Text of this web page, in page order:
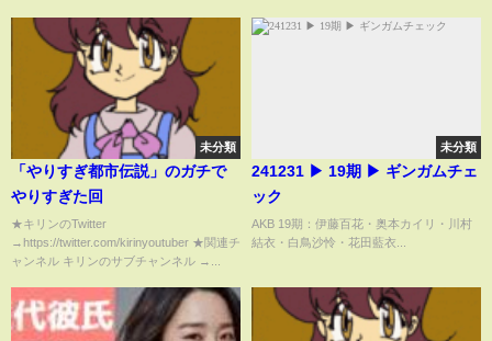
未分類
「やりすぎ都市伝説」のガチで
やりすぎた回
★キリンのTwitter
→https://twitter.com/kirinyoutuber ★関連チ
ャンネル キリンのサブチャンネル →...
未分類
241231 ▶ 19期 ▶ ギンガムチェ
ック
AKB 19期：伊藤百花・奥本カイリ・川村
結衣・白鳥沙怜・花田藍衣...